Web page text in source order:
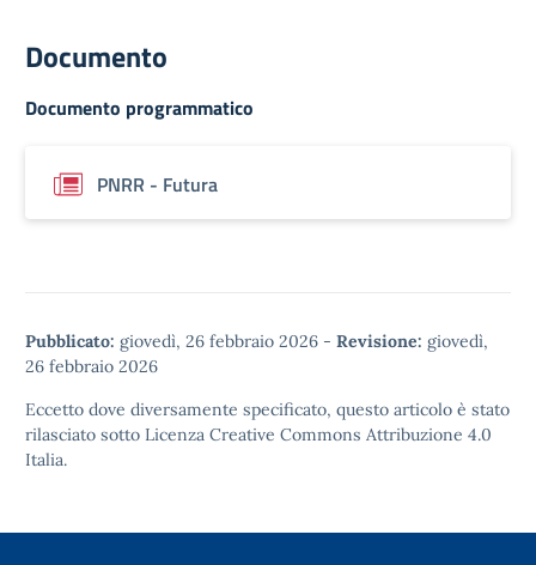
Documento
Documento programmatico
PNRR - Futura
Pubblicato: giovedì, 26 febbraio 2026 - Revisione: giovedì,
26 febbraio 2026
Eccetto dove diversamente specificato, questo articolo è stato
rilasciato sotto Licenza Creative Commons Attribuzione 4.0
Italia.